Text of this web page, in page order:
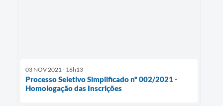
03 NOV 2021 - 16h13
Processo Seletivo Simplificado nº 002/2021 -
Homologação das Inscrições